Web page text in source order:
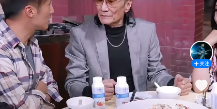
关注
1941